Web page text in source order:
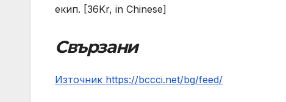
екип. [36Kr, in Chinese]
Свързани
Източник https://bccci.net/bg/feed/